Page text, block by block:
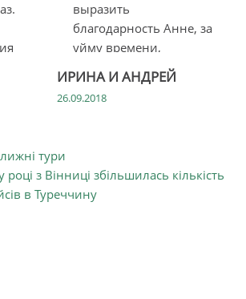
выразить
благодарность Анне, за
уйму времени,
уделенное нам, за
отзыв...
ИРИНА И АНДРЕЙ
26.09.2018
тури
з Вінниці збільшилась кількість
в Туреччину